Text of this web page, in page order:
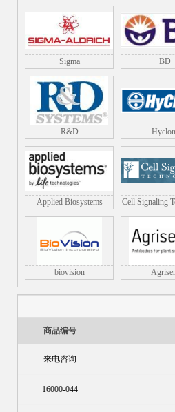
人白细胞介素38（IL-38）酶联免
疫分析ELISA
￥批发价：0
加入收藏
Sigma BD
R&D
Applied Biosystems
Cell Signaling
(CST)
biovision
商品编号
来电咨询
16000-044